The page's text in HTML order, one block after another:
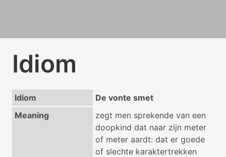
Idiom
Idiom
De vonte smet
Meaning
zegt men sprekende van een
doopkind dat naar zijn meter
of meter aardt: dat er goede
of slechte karaktertrekken